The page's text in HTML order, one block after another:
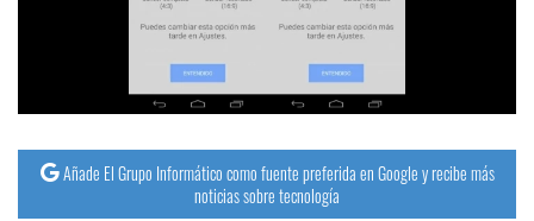
Trucos
Tutoriales
Añade El Grupo Informático como fuente preferida en Google y recibe más
noticias sobre tecnología